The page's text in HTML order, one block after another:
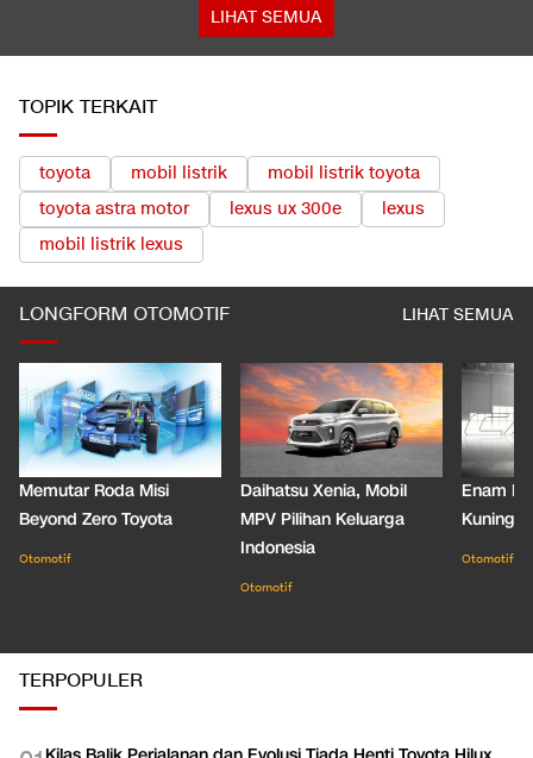
LIHAT SEMUA
TOPIK TERKAIT
toyota mobil listrik
mobil listrik toyota
toyota astra motor
lexus ux 300e
lexus
mobil listrik lexus
LONGFORM OTOMOTIF LIHAT SEMUA
Memutar Roda Misi
Beyond Zero Toyota
Otomotif
Daihatsu Xenia, Mobil
MPV Pilihan Keluarga
Indonesia
Otomotif
Enam
Kuning
Otomotif
TERPOPULER